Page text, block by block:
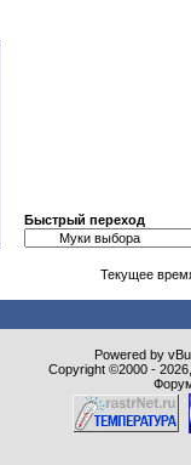
Быстрый переход
Текущее
Powered by
Copyright ©2000 -